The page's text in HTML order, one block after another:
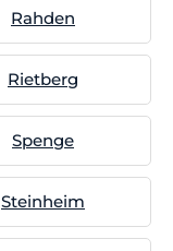
Rahden
Rietberg
Spenge
Steinheim